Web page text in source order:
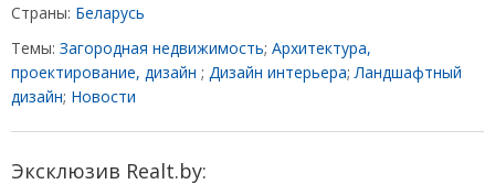
Страны: Беларусь
Темы: Загородная недвижимость; Архитектура,
проектирование, дизайн ; Дизайн интерьера;Ландшафтный
дизайн; Новости
Эксклюзив Realt.by: